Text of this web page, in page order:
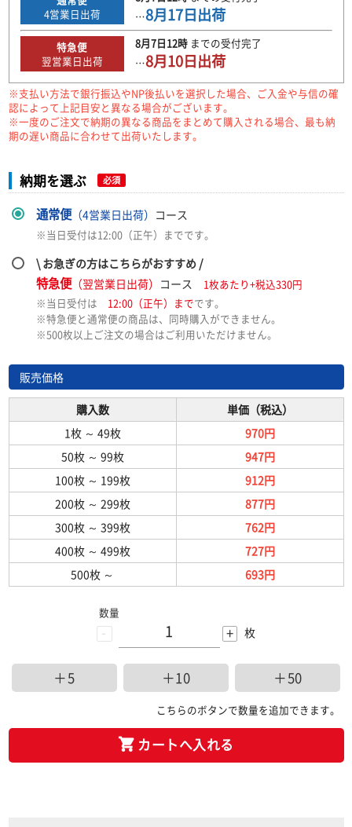
4営業日出荷
…8月17日出荷
特急便
翌営業日出荷
8月7日12時までの受付完了
…8月10日出荷
※支払い方法で銀行振込やNP後払いを選択した場合、ご入金や与信の確
認によって上記目安と異なる場合がございます。
※一度のご注文で納期の異なる商品をまとめて購入される場合、最も納
期の遅い商品に合わせて出荷いたします。
納期を選ぶ 必須
通常便（4営業日出荷） コース
※当日受付は12:00（正午）までです。
\ お急ぎの方はこちらがおすすめ /
特急便（翌営業日出荷） コース
1枚あたり+税込330円
※当日受付は 12:00（正午）までです。
※特急便と通常便の商品は、同時購入ができません。
※500枚以上ご注文の場合はご利用いただけません。
販売価格
購入数
単価（税込）
1枚 ～ 49枚
970円
50枚 ～ 99枚
947円
100枚 ～ 199枚
912円
200枚 ～ 299枚
877円
300枚 ～ 399枚
762円
400枚 ～ 499枚
727円
500枚 ～ 693円
-
数量
+ 枚
＋5 ＋10 ＋50
こちらのボタンで数量を追加できます。
カートへ入れる